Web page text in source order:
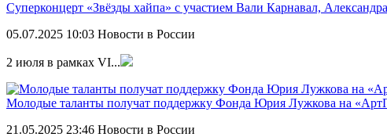
Суперконцерт «Звёзды хайпа» с участием Вали Карнавал,
05.07.2025 10:03 Новости в России
2 июля в рамках VI...
Молодые таланты получат поддержку Фонда Юрия Лужкова на
21.05.2025 23:46 Новости в России